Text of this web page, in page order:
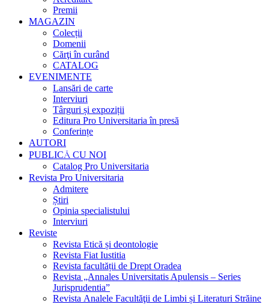
Premii
MAGAZIN
Colecții
Domenii
Cărţi în curând
CATALOG
EVENIMENTE
Lansări de carte
Interviuri
Târguri și expoziții
Editura Pro Universitaria în presă
Conferințe
AUTORI
PUBLICĂ CU NOI
Catalog Pro Universitaria
Revista Pro Universitaria
Admitere
Știri
Opinia specialistului
Interviuri
Reviste
Revista Etică și deontologie
Revista Fiat Iustitia
Revista facultății de Drept Oradea
Revista „Annales Universitatis Apulensis – Series
Jurisprudentia”
Revista Analele Facultăţii de Limbi și Literaturi Străine